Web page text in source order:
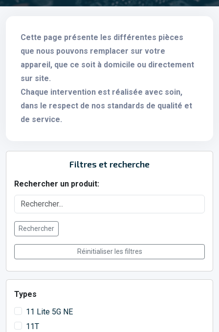
Cette page présente les différentes pièces
que nous pouvons remplacer sur votre
appareil, que ce soit à domicile ou directement
sur site.
Chaque intervention est réalisée avec soin,
dans le respect de nos standards de qualité et
de service.
Filtres et recherche
Rechercher un produit:
Rechercher
Réinitialiser les filtres
Types
11 Lite 5G NE
11T